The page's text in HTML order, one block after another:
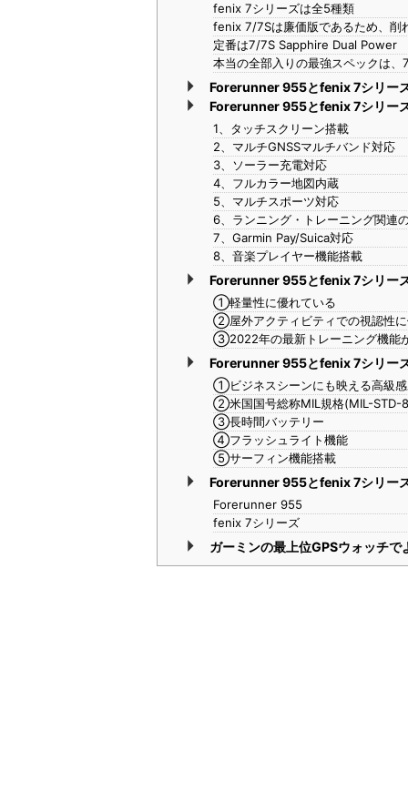
fenix 7シリーズは全5種類
fenix 7/7Sは廉価版であるため、削
定番は7/7S Sapphire Dual Power
本当の全部入りの最強スペックは
Forerunner 955とfenix 7シリー
Forerunner 955とfenix 7シリー
1、タッチスクリーン搭載
2、マルチGNSSマルチバンド対応
3、ソーラー充電対応
4、フルカラー地図内蔵
5、マルチスポーツ対応
6、ランニング・トレーニング関連
7、Garmin Pay/Suica対応
8、音楽プレイヤー機能搭載
Forerunner 955とfenix 7シリー
①軽量性に優れている
②屋外アクティビティでの視認性
③2022年の最新トレーニング機能
Forerunner 955とfenix 7シリー
①ビジネスシーンにも映える高級
②米国国号総称MIL規格(MIL-STD-
③長時間バッテリー
④フラッシュライト機能
⑤サーフィン機能搭載
Forerunner 955とfenix 7シリー
Forerunner 955
fenix 7シリーズ
ガーミンの最上位GPSウォッチで